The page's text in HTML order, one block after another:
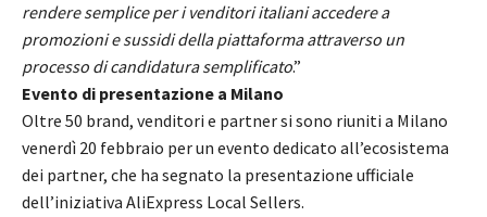
rendere semplice per i venditori italiani accedere a
promozioni e sussidi della piattaforma attraverso un
processo di candidatura semplificato.”
Evento di presentazione a Milano
Oltre 50 brand, venditori e partner si sono riuniti a Milano
venerdì 20 febbraio per un evento dedicato all’ecosistema
dei partner, che ha segnato la presentazione ufficiale
dell’iniziativa AliExpress Local Sellers.